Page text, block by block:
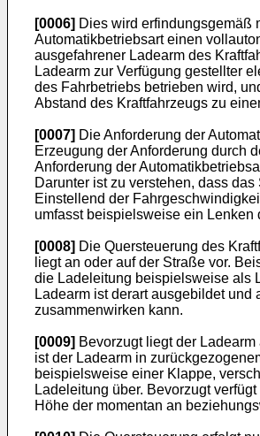
[0006] Dies wird erfindungsgemäß
Automatikbetriebsart einen
ausgefahrener Ladearm des
Ladearm zur Verfügung gestellter
des Fahrbetriebs betrieben wird,
Abstand des Kraftfahrzeugs zu
[0007] Die Anforderung der
Erzeugung der Anforderung durch
Anforderung der
Darunter ist zu verstehen, dass
Einstellend der
umfasst beispielsweise ein
[0008] Die Quersteuerung des
liegt an oder auf der Straße vor.
die Ladeleitung beispielsweise als
Ladearm ist derart ausgebildet
zusammenwirken kann.
[0009] Bevorzugt liegt der
ist der Ladearm in
beispielsweise einer Klappe,
Ladeleitung über. Bevorzugt
Höhe der momentan an